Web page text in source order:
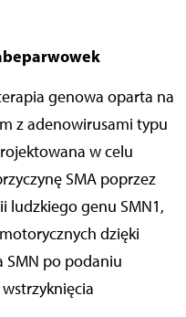
genowa oparta na
z adenowirusami typu
w celu
SMA poprzez
ludzkiego genu SMN1,
dzięki
SMN po podaniu